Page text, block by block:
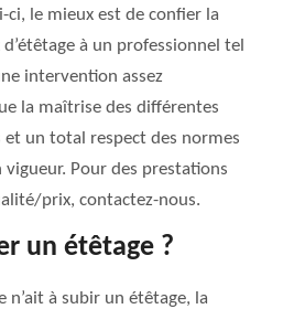
ci, le mieux est de confier la
à un professionnel tel
intervention assez
la maîtrise des différentes
et un total respect des normes
Pour des prestations
prix, contactez-nous.
un étêtage ?
n’ait à subir un étêtage, la